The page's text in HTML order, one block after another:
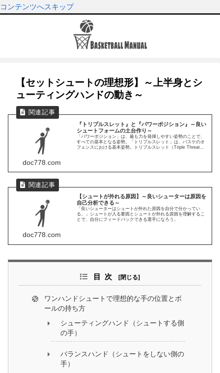
コンテンツへスキップ
【セットシュートの理想形】～上半身とシ
ューティングハンドの動き～
『トリプルスレット』と『パワーポジション』～良い
シュートフォームの土台作り～
「パワーポジション」は、最も力を発揮しやすい姿勢のことで、
すべての基本となる姿勢。「トリプルスレット」は、バスケのオ
フェンスにおける基本姿勢。トリプルスレット（Triple Threat）
doc778.com
【シュートが外れる原因】～良いシューターは原因を
自己分析できる～
「良いシューターはシュートが外れた原因を自分で分かってい
る。」シュートが入る要因とシュートが外れる原因を理解するこ
とで、自分にフィードバックできる選手になろう。
doc778.com
目次
ワンハンドシュートで理想的な手の位置とボ
ールの持ち方
シューティングハンド（シュートする側
の手）
バランスハンド（シュートをしない側の
手）